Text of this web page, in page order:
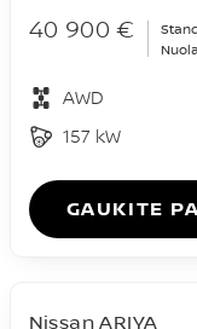
40 900 €
AWD
157 kW
GAUKITE
Nissan ARIYA